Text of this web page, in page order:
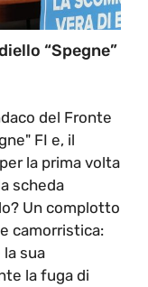
“spegne”
del Fronte
FI e, il
la prima volta
scheda
Un complotto
camorristica:
sua
la fuga di